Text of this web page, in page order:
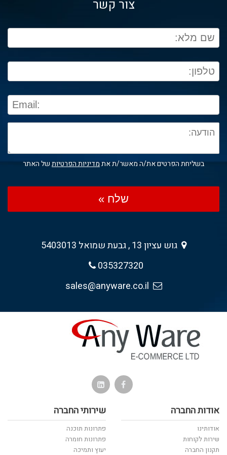
צור קשר
בשליחת הפרטים את/ה מאשר/ת אתמדיניות הפרטיותשל האתר
שלח »
גוש עציון 13 , גבעת שמואל 5403013
035327320
אודות החברה
אודותינו
שירות לקוחות
תקנון החברה
שירותי החברה
פתרונות תוכנה
פתרונות חומרה
יעוץ ותמיכה